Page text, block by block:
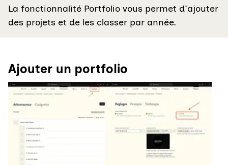
La fonctionnalité Portfolio vous permet d'ajouter
des projets et de les classer par année.
Ajouter un portfolio
Agrandir Agrandir